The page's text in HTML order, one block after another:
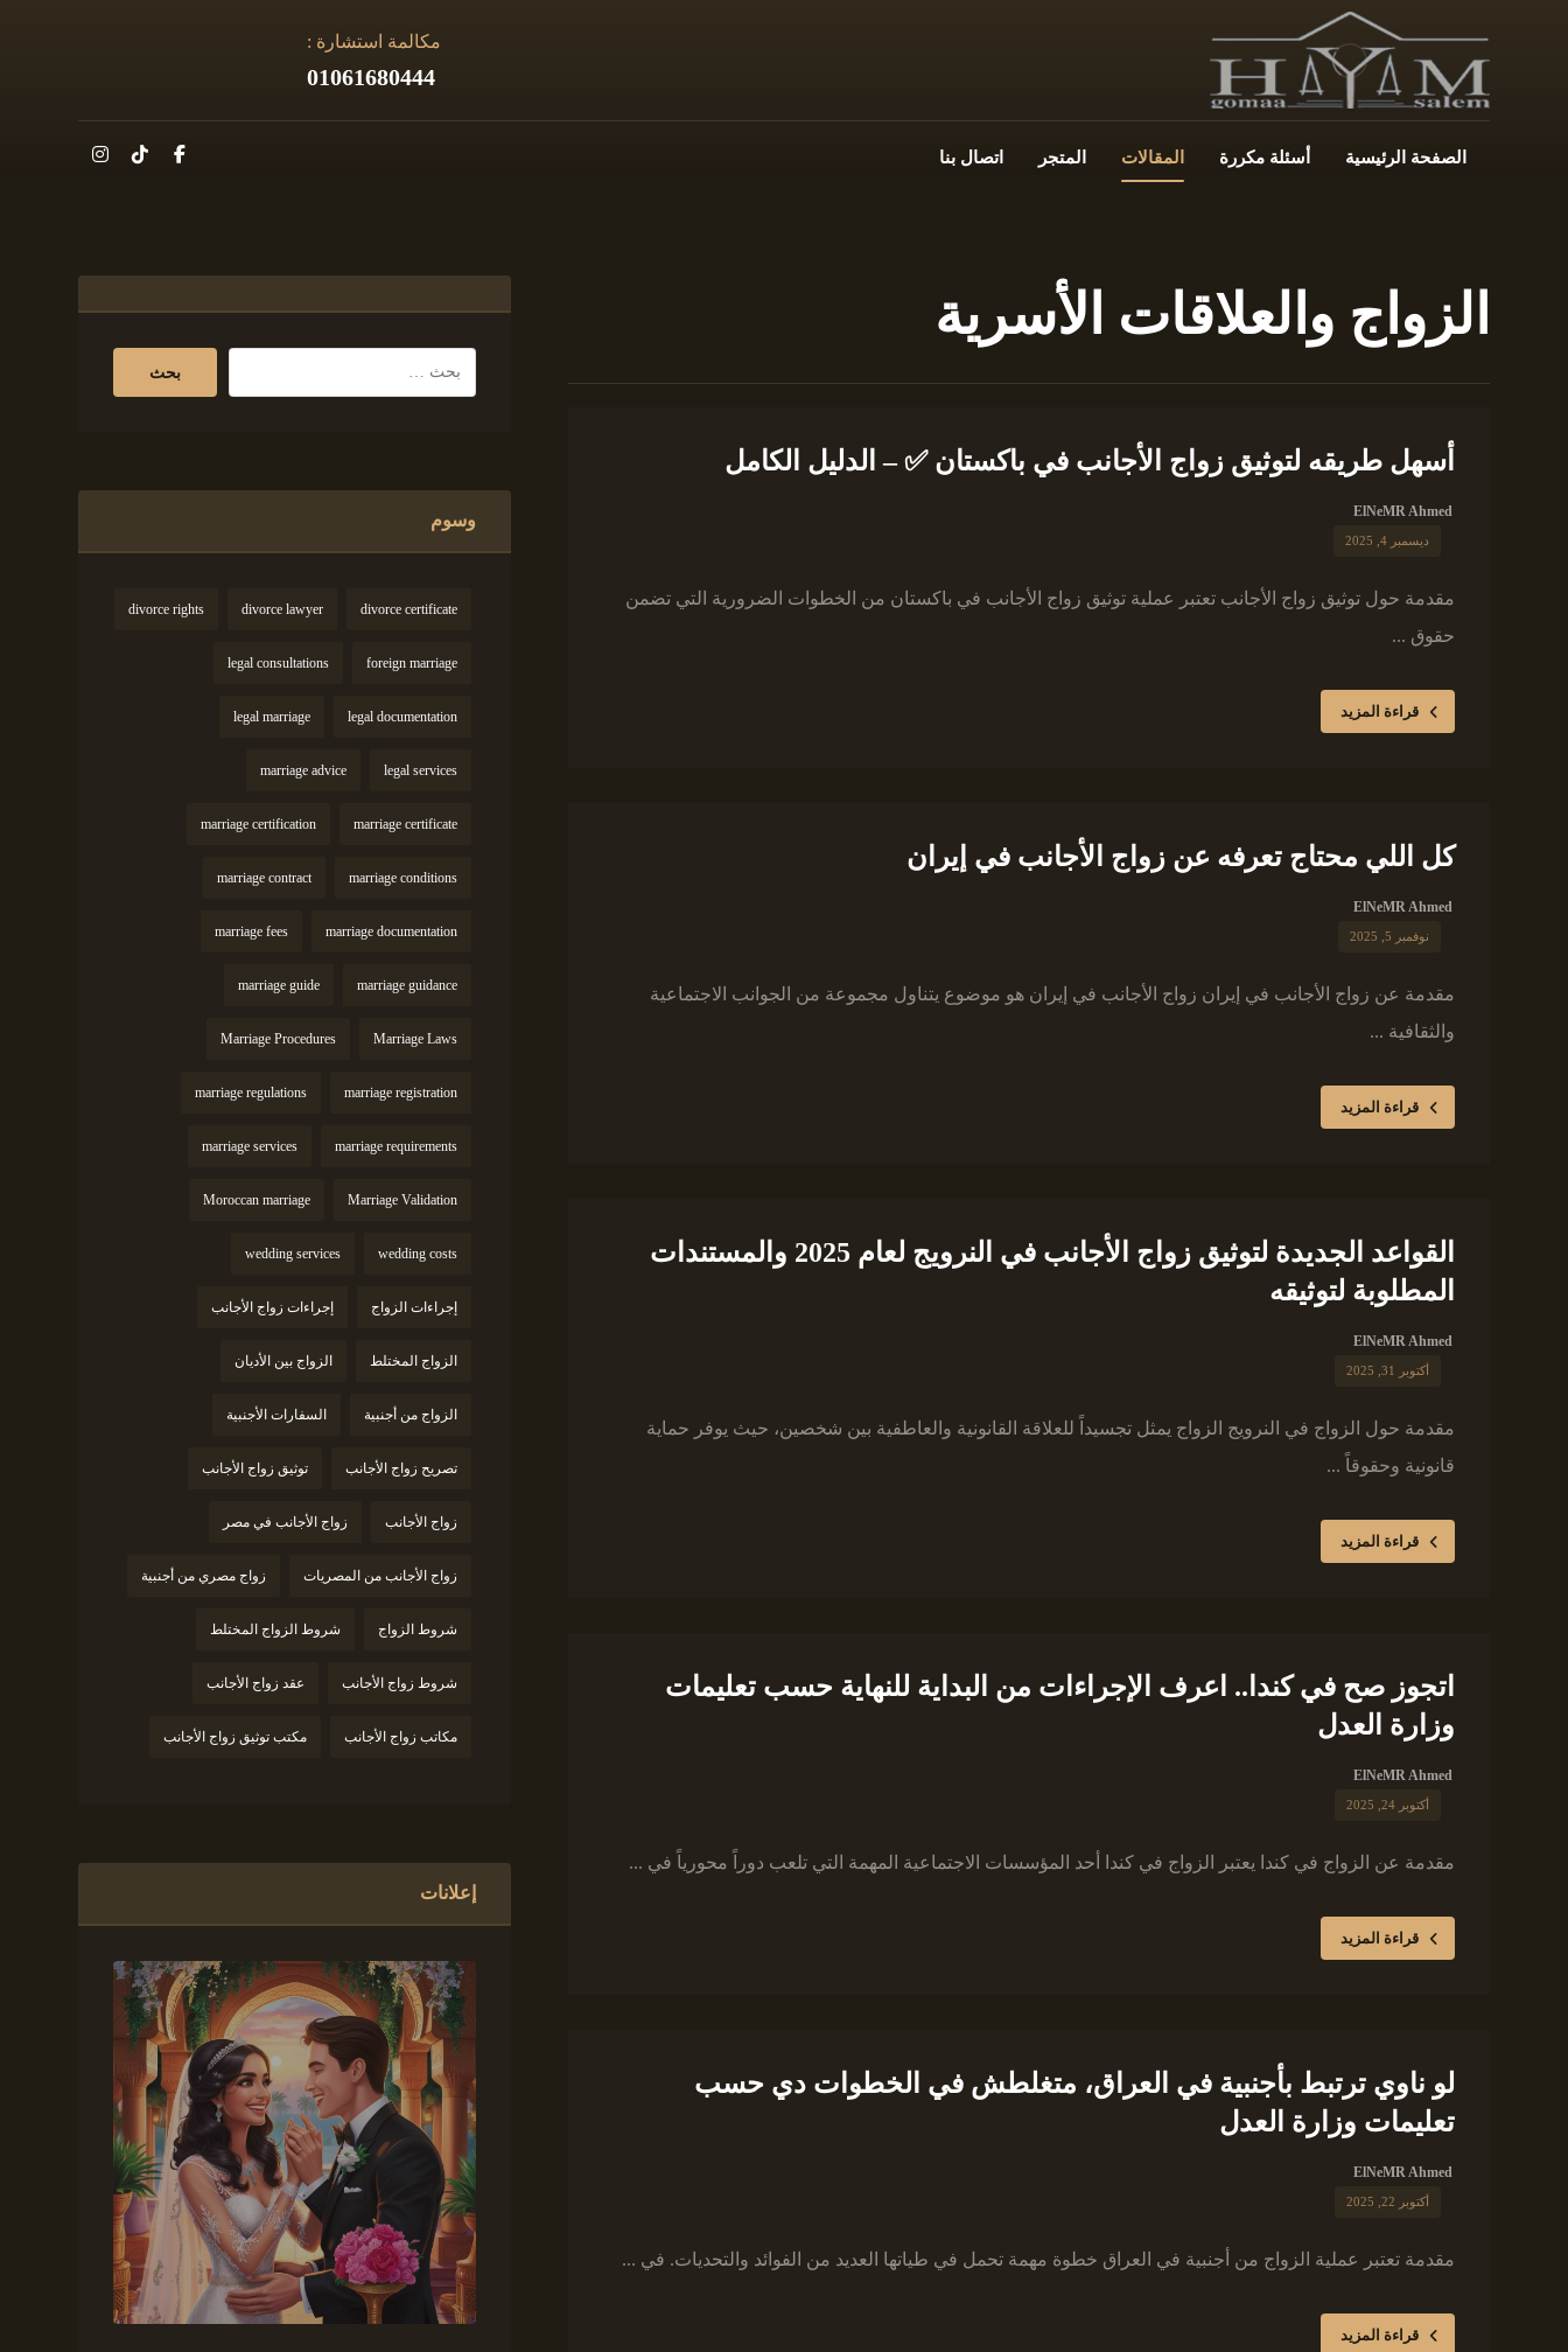
مكالمة استشارة :
01061680444
الصفحة الرئيسية أسئلة مكررة المقالات المتجر اتصال بنا
الزواج والعلاقات الأسرية
أسهل طريقه لتوثيق زواج الأجانب في باكستان ✅ – الدليل الكامل
ElNeMR Ahmed
ديسمبر 4, 2025
مقدمة حول توثيق زواج الأجانب تعتبر عملية توثيق زواج الأجانب في باكستان من الخطوات الضرورية التي تضمن
حقوق ...
قراءة المزيد
كل اللي محتاج تعرفه عن زواج الأجانب في إيران
ElNeMR Ahmed
نوفمبر 5, 2025
مقدمة عن زواج الأجانب في إيران زواج الأجانب في إيران هو موضوع يتناول مجموعة من الجوانب الاجتماعية
والثقافية ...
قراءة المزيد
القواعد الجديدة لتوثيق زواج الأجانب في النرويج لعام 2025 والمستندات
المطلوبة لتوثيقه
ElNeMR Ahmed
أكتوبر 31, 2025
مقدمة حول الزواج في النرويج الزواج يمثل تجسيداً للعلاقة القانونية والعاطفية بين شخصين، حيث يوفر حماية
قانونية وحقوقاً ...
قراءة المزيد
اتجوز صح في كندا.. اعرف الإجراءات من البداية للنهاية حسب تعليمات
وزارة العدل
ElNeMR Ahmed
أكتوبر 24, 2025
مقدمة عن الزواج في كندا يعتبر الزواج في كندا أحد المؤسسات الاجتماعية المهمة التي تلعب دوراً محورياً في ...
قراءة المزيد
لو ناوي ترتبط بأجنبية في العراق، متغلطش في الخطوات دي حسب
تعليمات وزارة العدل
ElNeMR Ahmed
أكتوبر 22, 2025
مقدمة تعتبر عملية الزواج من أجنبية في العراق خطوة مهمة تحمل في طياتها العديد من الفوائد والتحديات. في ...
قراءة المزيد
وسوم
divorce certificate
divorce lawyer
divorce rights
foreign marriage
legal consultations
legal documentation
legal marriage
legal services
marriage advice
marriage certificate
marriage certification
marriage conditions
marriage contract
marriage documentation
marriage fees
marriage guidance
marriage guide
Marriage Laws
Marriage Procedures
marriage registration
marriage regulations
marriage requirements
marriage services
Marriage Validation
Moroccan marriage
wedding costs
wedding services
إجراءات الزواج إجراءات زواج الأجانب
الزواج المختلط الزواج بين الأديان
الزواج من أجنبية السفارات الأجنبية
تصريح زواج الأجانب توثيق زواج الأجانب
زواج الأجانب زواج الأجانب في مصر
زواج الأجانب من المصريات زواج مصري من أجنبية
شروط الزواج شروط الزواج المختلط
شروط زواج الأجانب عقد زواج الأجانب
مكاتب زواج الأجانب مكتب توثيق زواج الأجانب
إعلانات